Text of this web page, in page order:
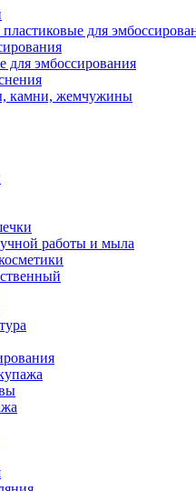
для
для эмбоссирования
камни, жемчужины
работы и мыла